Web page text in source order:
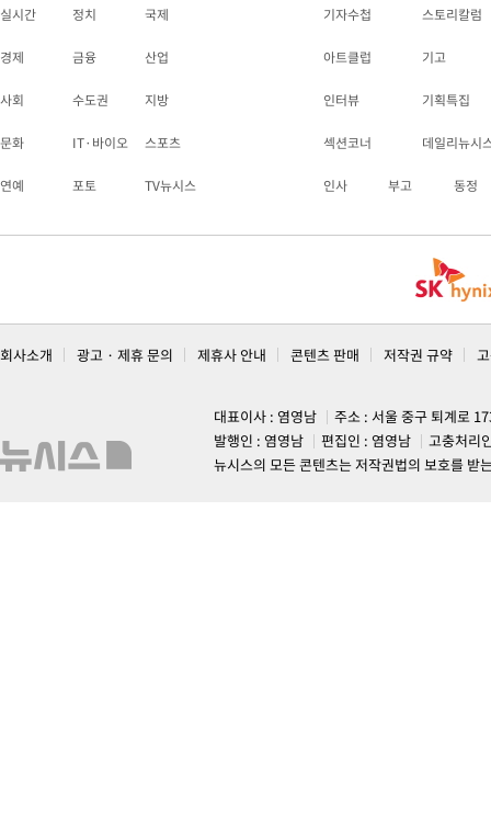
실시간 정치 국제
경제 금융 산업
사회 수도권 지방
문화 IT·바이오 스포츠
연예 포토 TV뉴시스
기자수첩 스토리칼럼
아트클럽 기고
인터뷰 기획특집
섹션코너 데일리뉴시
인사 부고 동정
회사소개 광고 · 제휴 문의 제휴사 안내 콘텐츠 판매 저작권 규약
대표이사 : 염영남
주소 : 서울 중구 퇴계로
발행인 : 염영남
편집인 : 염영남
고충처리
뉴시스의 모든 콘텐츠는 저작권법의 보호를